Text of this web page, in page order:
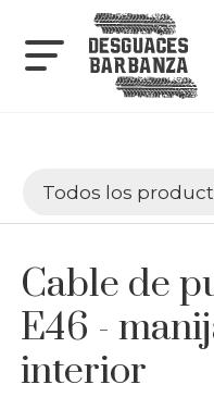
Todos los
Cable de
E46 -
interior